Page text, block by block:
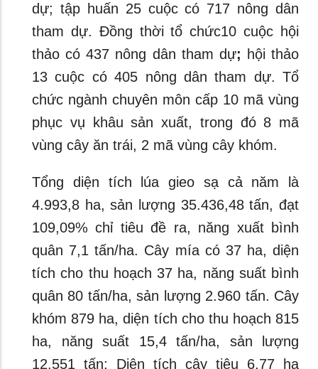
dự; tập huấn 25 cuộc có 717 nông dân
tham dự. Đồng thời tổ chức10 cuộc hội
thảo có 437 nông dân tham dự; hội thảo
13 cuộc có 405 nông dân tham dự. Tổ
chức ngành chuyên môn cấp 10 mã vùng
phục vụ khâu sản xuất, trong đó 8 mã
vùng cây ăn trái, 2 mã vùng cây khóm.
Tổng diện tích lúa gieo sạ cả năm là
4.993,8 ha, sản lượng 35.436,48 tấn, đạt
109,09% chỉ tiêu đề ra, năng xuất bình
quân 7,1 tấn/ha. Cây mía có 37 ha, diện
tích cho thu hoạch 37 ha, năng suất bình
quân 80 tấn/ha, sản lượng 2.960 tấn. Cây
khóm 879 ha, diện tích cho thu hoạch 815
ha, năng suất 15,4 tấn/ha, sản lượng
12.551 tấn; Diện tích cây tiêu 6,77 ha